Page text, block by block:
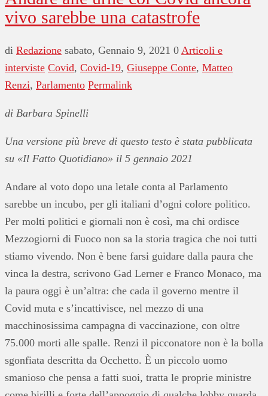
vivo sarebbe una catastrofe
di Redazione sabato, Gennaio 9, 2021 0 Articoli e
interviste Covid, Covid-19, Giuseppe Conte, Matteo
Renzi, Parlamento Permalink
di Barbara Spinelli
Una versione più breve di questo testo è stata pubblicata
su «Il Fatto Quotidiano» il 5 gennaio 2021
Andare al voto dopo una letale conta al Parlamento
sarebbe un incubo, per gli italiani d’ogni colore politico.
Per molti politici e giornali non è così, ma chi ordisce
Mezzogiorni di Fuoco non sa la storia tragica che noi tutti
stiamo vivendo. Non è bene farsi guidare dalla paura che
vinca la destra, scrivono Gad Lerner e Franco Monaco, ma
la paura oggi è un’altra: che cada il governo mentre il
Covid muta e s’incattivisce, nel mezzo di una
macchinosissima campagna di vaccinazione, con oltre
75.000 morti alle spalle. Renzi il picconatore non è la bolla
sgonfiata descritta da Occhetto. È un piccolo uomo
smanioso che pensa a fatti suoi, tratta le proprie ministre